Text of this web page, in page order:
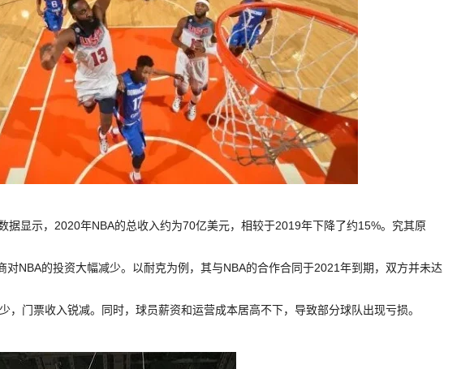
据显示，2020年NBA的总收入约为70亿美元，相较于2019年下降了约15%。究其原
对NBA的投资大幅减少。以耐克为例，其与NBA的合作合同于2021年到期，双方并未达
，门票收入锐减。同时，球员薪资和运营成本居高不下，导致部分球队出现亏损。